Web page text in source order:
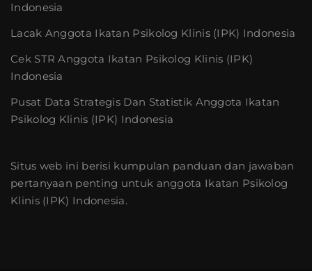
Indonesia
Lacak Anggota Ikatan Psikolog Klinis (IPK) Indonesia
Cek STR Anggota Ikatan Psikolog Klinis (IPK)
Indonesia
Pusat Data Strategis Dan Statistik Anggota Ikatan
Psikolog Klinis (IPK) Indonesia
Situs web ini berisi kumpulan panduan dan jawaban
pertanyaan penting untuk anggota Ikatan Psikolog
Klinis (IPK) Indonesia.